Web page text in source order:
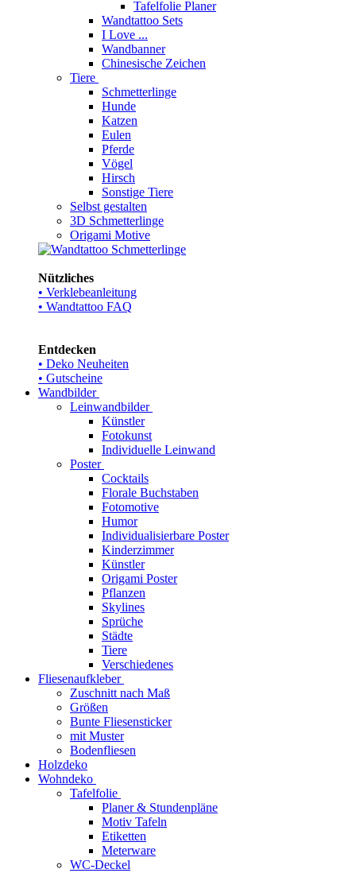
Tafelfolie Planer
Wandtattoo Sets
I Love ...
Wandbanner
Chinesische Zeichen
Tiere
Schmetterlinge
Hunde
Katzen
Eulen
Pferde
Vögel
Hirsch
Sonstige Tiere
Selbst gestalten
3D Schmetterlinge
Origami Motive
Nützliches
• Verklebeanleitung
• Wandtattoo FAQ
Entdecken
• Deko Neuheiten
• Gutscheine
Wandbilder
Leinwandbilder
Künstler
Fotokunst
Individuelle Leinwand
Poster
Cocktails
Florale Buchstaben
Fotomotive
Humor
Individualisierbare Poster
Kinderzimmer
Künstler
Origami Poster
Pflanzen
Skylines
Sprüche
Städte
Tiere
Verschiedenes
Fliesenaufkleber
Zuschnitt nach Maß
Größen
Bunte Fliesensticker
mit Muster
Bodenfliesen
Holzdeko
Wohndeko
Tafelfolie
Planer & Stundenpläne
Motiv Tafeln
Etiketten
Meterware
WC-Deckel